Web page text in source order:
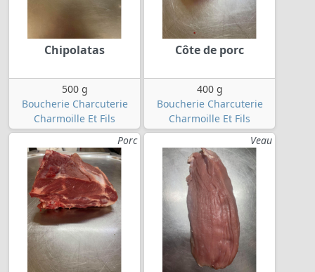
Chipolatas
500 g
Boucherie Charcuterie
Charmoille Et Fils
Côte de porc
400 g
Boucherie Charcuterie
Charmoille Et Fils
Porc
Veau